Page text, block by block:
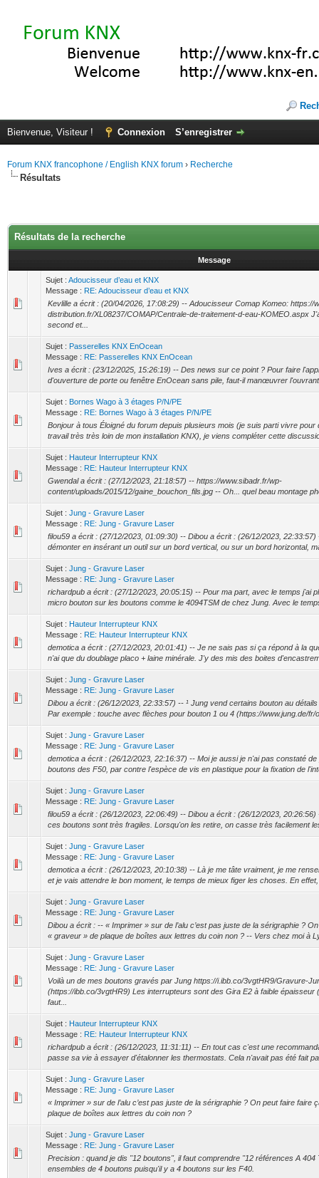
Bienvenue, Visiteur ! Connexion S’enregistrer
Forum KNX francophone / English KNX forum › Recherche
Résultats
Résultats de la recherche
Message
Sujet : Adoucisseur d’eau et KNX
Message : RE: Adoucisseur d’eau et KNX
Kevlille a écrit : (20/04/2026, 17:08:29) -- Adoucisseur Comap Komeo: https://
distribution.fr/XL08237/COMAP/Centrale-de-traitement-d-eau-KOMEO.aspx
second et...
Sujet : Passerelles KNX EnOcean
Message : RE: Passerelles KNX EnOcean
Ives a écrit : (23/12/2025, 15:26:19) -- Des news sur ce point ? Pour faire
d'ouverture de porte ou fenêtre EnOcean sans pile, faut-il manœuvrer
Sujet : Bornes Wago à 3 étages P/N/PE
Message : RE: Bornes Wago à 3 étages P/N/PE
Bonjour à tous Éloigné du forum depuis plusieurs mois (je suis parti vivre pour
travail très très loin de mon installation KNX), je viens compléter cette
Sujet : Hauteur Interrupteur KNX
Message : RE: Hauteur Interrupteur KNX
Gwendal a écrit : (27/12/2023, 21:18:57) -- https://www.sibadr.fr/wp-
content/uploads/2015/12/gaine_bouchon_fils.jpg -- Oh... quel beau montage
Sujet : Jung - Gravure Laser
Message : RE: Jung - Gravure Laser
filou59 a écrit : (27/12/2023, 01:09:30) -- Dibou a écrit : (26/12/2023,
démonter en insérant un outil sur un bord vertical, ou sur un bord horizontal,
Sujet : Jung - Gravure Laser
Message : RE: Jung - Gravure Laser
richardpub a écrit : (27/12/2023, 20:05:15) -- Pour ma part, avec le temps j'ai
micro bouton sur les boutons comme le 4094TSM de chez Jung. Avec le
Sujet : Hauteur Interrupteur KNX
Message : RE: Hauteur Interrupteur KNX
demotica a écrit : (27/12/2023, 20:01:41) -- Je ne sais pas si ça répond à la
n'ai que du doublage placo + laine minérale. J'y des mis des boites
Sujet : Jung - Gravure Laser
Message : RE: Jung - Gravure Laser
Dibou a écrit : (26/12/2023, 22:33:57) -- ¹ Jung vend certains bouton au
Par exemple : touche avec flèches pour bouton 1 ou 4 (https://www.jung.de/fr/
Sujet : Jung - Gravure Laser
Message : RE: Jung - Gravure Laser
demotica a écrit : (26/12/2023, 22:16:37) -- Moi je aussi je n'ai pas constaté
boutons des F50, par contre l'espèce de vis en plastique pour la fixation de
Sujet : Jung - Gravure Laser
Message : RE: Jung - Gravure Laser
filou59 a écrit : (26/12/2023, 22:06:49) -- Dibou a écrit : (26/12/2023,
ces boutons sont très fragiles. Lorsqu'on les retire, on casse très facilement
Sujet : Jung - Gravure Laser
Message : RE: Jung - Gravure Laser
demotica a écrit : (26/12/2023, 20:10:38) -- Là je me tâte vraiment, je me
et je vais attendre le bon moment, le temps de mieux figer les choses. En
Sujet : Jung - Gravure Laser
Message : RE: Jung - Gravure Laser
Dibou a écrit : -- « Imprimer » sur de l’alu c’est pas juste de la sérigraphie ?
« graveur » de plaque de boîtes aux lettres du coin non ? -- Vers chez moi à
Sujet : Jung - Gravure Laser
Message : RE: Jung - Gravure Laser
Voilà un de mes boutons gravés par Jung https://i.ibb.co/3vgtHR9/Gravure-
(https://ibb.co/3vgtHR9) Les interrupteurs sont des Gira E2 à faible épaisseur
faut...
Sujet : Hauteur Interrupteur KNX
Message : RE: Hauteur Interrupteur KNX
richardpub a écrit : (26/12/2023, 11:31:11) -- En tout cas c'est une
passe sa vie à essayer d'étalonner les thermostats. Cela n'avait pas été fait
Sujet : Jung - Gravure Laser
Message : RE: Jung - Gravure Laser
« Imprimer » sur de l’alu c’est pas juste de la sérigraphie ? On peut faire faire
plaque de boîtes aux lettres du coin non ?
Sujet : Jung - Gravure Laser
Message : RE: Jung - Gravure Laser
Precision : quand je dis "12 boutons", il faut comprendre "12 références A 404
ensembles de 4 boutons puisqu'il y a 4 boutons sur les F40.